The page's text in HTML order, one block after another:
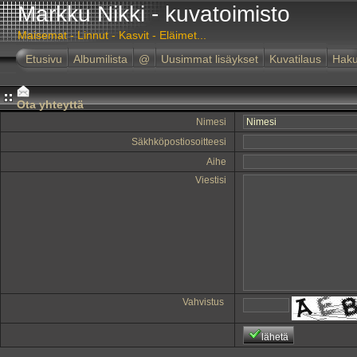
Markku Nikki - kuvatoimisto
Maisemat - Linnut - Kasvit - Eläimet...
Etusivu
Albumilista @ Uusimmat lisäykset Kuvatilaus
Ota yhteyttä
Nimesi
Säkhköpostiosoitteesi
Aihe
Viestisi
Vahvistus
lähetä